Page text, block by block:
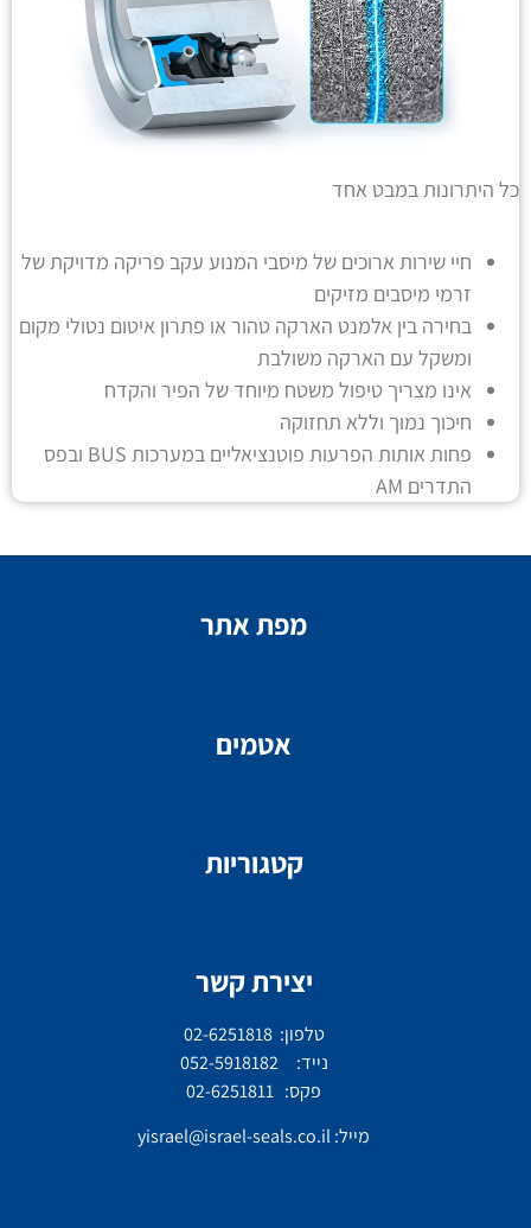
כל היתרונות במבט אחד
חיי שירות ארוכים של מיסבי המנוע עקב פריקה מדויקת של
זרמי מיסבים מזיקים
בחירה בין אלמנט הארקה טהור או פתרון איטום נטולי מקום
ומשקל עם הארקה משולבת
אינו מצריך טיפול משטח מיוחד של הפיר והקדח
חיכוך נמוך וללא תחזוקה
פחות אותות הפרעות פוטנציאליים במערכות BUS ובפס
התדרים AM
מפת אתר
אטמים
קטגוריות
יצירת קשר
טלפון: 02-6251818
נייד: 052-5918182
פקס: 02-6251811
מייל:yisrael@israel-seals.co.il